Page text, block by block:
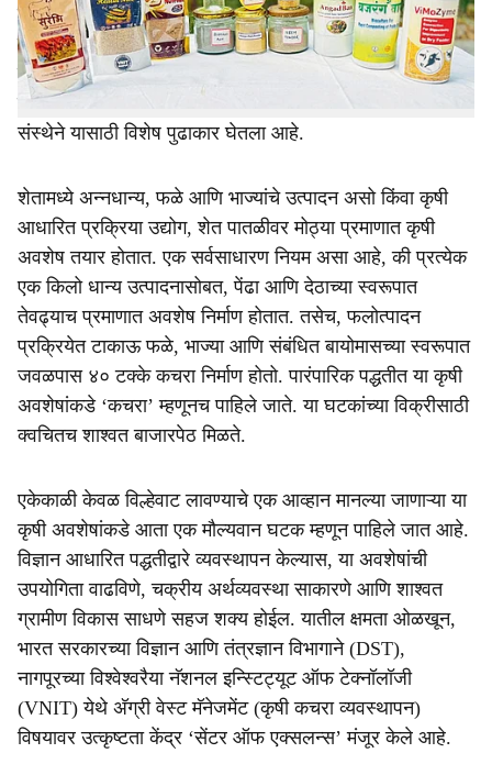
e
म्हणून पाहिले जात आहे. विज्ञान-आधारित पद्धतीद्वारे व्यवस्थापन
केल्यास या अवशेषांची उपयोगिता वाढविणे, चक्रिय अर्थव्यवस्था
साकारणे आणि शाश्वत ग्रामीण विकास साधणे सहज शक्य होईल.
नागपूर येथील विश्वेश्वरैया नॅशनल इन्स्टिट्यूट ऑफ टेक्नॉलॉजी या
संस्थेने यासाठी विशेष पुढाकार घेतला आहे.
शेतामध्ये अन्नधान्य, फळे आणि भाज्यांचे उत्पादन असो किंवा कृषी
आधारित प्रक्रिया उद्योग, शेत पातळीवर मोठ्या प्रमाणात कृषी
अवशेष तयार होतात. एक सर्वसाधारण नियम असा आहे, की प्रत्येक
एक किलो धान्य उत्पादनासोबत, पेंढा आणि देठाच्या स्वरूपात
तेवढ्याच प्रमाणात अवशेष निर्माण होतात. तसेच, फलोत्पादन
प्रक्रियेत टाकाऊ फळे, भाज्या आणि संबंधित बायोमासच्या स्वरूपात
जवळपास ४० टक्के कचरा निर्माण होतो. पारंपारिक पद्धतीत या कृषी
अवशेषांकडे ‘कचरा’ म्हणूनच पाहिले जाते. या घटकांच्या विक्रीसाठी
क्वचितच शाश्वत बाजारपेठ मिळते.
एकेकाळी केवळ विल्हेवाट लावण्याचे एक आव्हान मानल्या जाणाऱ्या या
कृषी अवशेषांकडे आता एक मौल्यवान घटक म्हणून पाहिले जात आहे.
विज्ञान आधारित पद्धतीद्वारे व्यवस्थापन केल्यास, या अवशेषांची
उपयोगिता वाढविणे, चक्रीय अर्थव्यवस्था साकारणे आणि शाश्वत
ग्रामीण विकास साधणे सहज शक्य होईल. यातील क्षमता ओळखून,
भारत सरकारच्या विज्ञान आणि तंत्रज्ञान विभागाने (DST),
नागपूरच्या विश्वेश्वरैया नॅशनल इन्स्टिट्यूट ऑफ टेक्नॉलॉजी
(VNIT) येथे अ‍ॅग्री वेस्ट मॅनेजमेंट (कृषी कचरा व्यवस्थापन)
विषयावर उत्कृष्टता केंद्र ‘सेंटर ऑफ एक्सलन्स’ मंजूर केले आहे.